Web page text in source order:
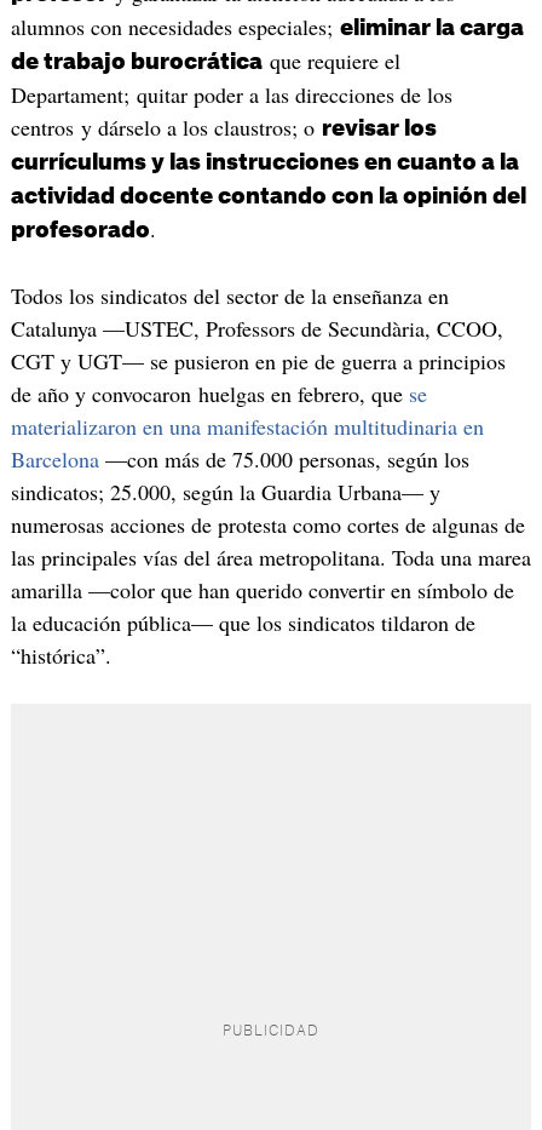
alumnos con necesidades especiales; eliminar la carga
de trabajo burocráticaque requiere el
Departament; quitar poder a las direcciones de los
centros y dárselo a los claustros; o revisar los
currículums y las instrucciones en cuanto a la
actividad docente contando con la opinión del
profesorado.
Todos los sindicatos del sector de la enseñanza en
Catalunya —USTEC, Professors de Secundària, CCOO,
CGT y UGT— se pusieron en pie de guerra a principios
de año y convocaron huelgas en febrero, que se
materializaron en una manifestación multitudinaria en
Barcelona—con más de 75.000 personas, según los
sindicatos; 25.000, según la Guardia Urbana— y
numerosas acciones de protesta como cortes de algunas de
las principales vías del área metropolitana. Toda una marea
amarilla —color que han querido convertir en símbolo de
la educación pública— que los sindicatos tildaron de
“histórica”.